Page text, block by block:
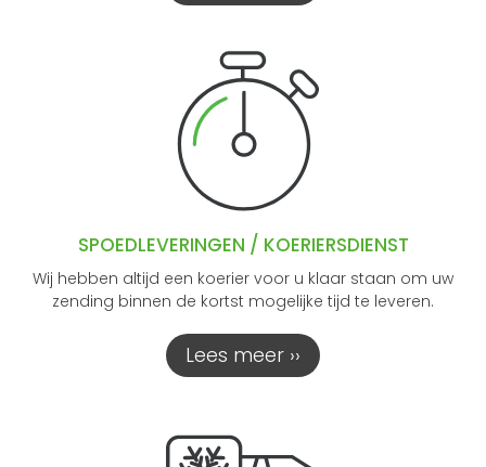
SPOEDLEVERINGEN / KOERIERSDIENST
Wij hebben altijd een koerier voor u klaar staan om uw
zending binnen de kortst mogelijke tijd te leveren.
Lees meer ››